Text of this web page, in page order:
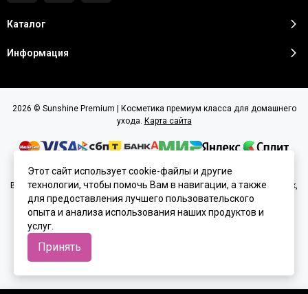
Каталог
Информация
2026 © Sunshine Premium | Косметика премиум класса для домашнего
ухода. Карта сайта
Вся представленная на сайте информация, касающаяся характеристик,
стоимости товаров и услуг, носит информационный характер и ни при
каких условиях не является публичной офертой, определяемой
положениями Статьи 437(2) Гражданского кодекса РФ.
Этот сайт использует cookie-файлы и другие
технологии, чтобы помочь Вам в навигации, а также
для предоставления лучшего пользовательского
опыта и анализа использования наших продуктов и
услуг.
Принять